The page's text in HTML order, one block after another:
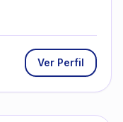
Ver Perfil